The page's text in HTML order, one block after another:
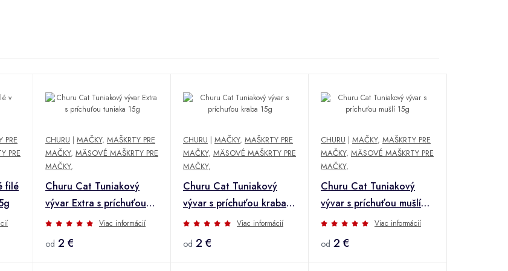
PRE
PRE
filé
CHURU | MAČKY, MAŠKRTY PRE
MAČKY, MÄSOVÉ MAŠKRTY PRE
MAČKY,
Churu Cat Tuniakový
vývar Extra s príchuťou
tuniaka 15g Viac informácií
od 2 €
CHURU | MAČKY, MAŠKRTY PRE
MAČKY, MÄSOVÉ MAŠKRTY PRE
MAČKY,
Churu Cat Tuniakový
vývar s príchuťou kraba
15g
Viac informácií
od 2 €
CHURU | MAČKY, MAŠKRTY PRE
MAČKY, MÄSOVÉ MAŠKRTY PRE
MAČKY,
Churu Cat Tuniakový
vývar s príchuťou mušlí
15g
Viac informácií
od 2 €